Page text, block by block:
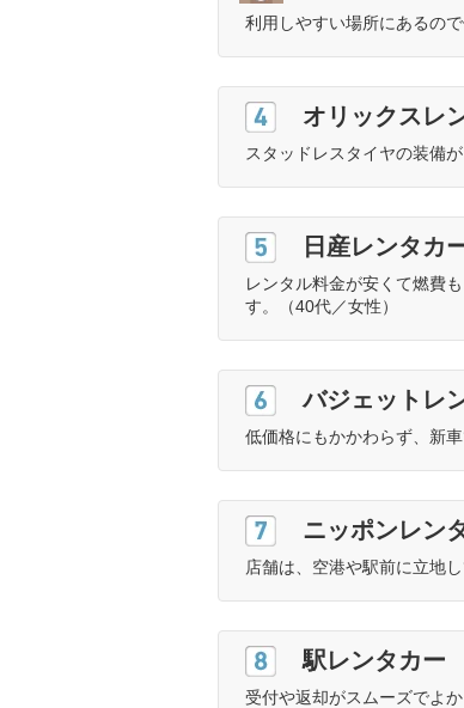
利用しやすい場所にあるの
オリックスレ
スタッドレスタイヤの装備
日産レンタカ
レンタル料金が安くて燃費
す。（40代／女性）
バジェットレ
低価格にもかかわらず、新
ニッポンレン
店舗は、空港や駅前に立地
8位駅レンタカー
受付や返却がスムーズでよ